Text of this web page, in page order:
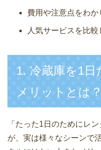
費用や注意点をわか
人気サービスを比
1. 冷蔵庫を1
メリットとは？
「たった1日のためにレ
が、実は様々なシーンで